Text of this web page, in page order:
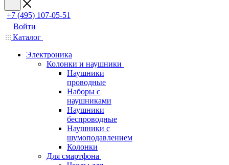
+7 (495) 107-05-51
Войти
Каталог
Электроника
Колонки и наушники
Наушники
проводные
Наборы с
наушниками
Наушники
беспроводные
Наушники с
шумоподавлением
Колонки
Для смартфона